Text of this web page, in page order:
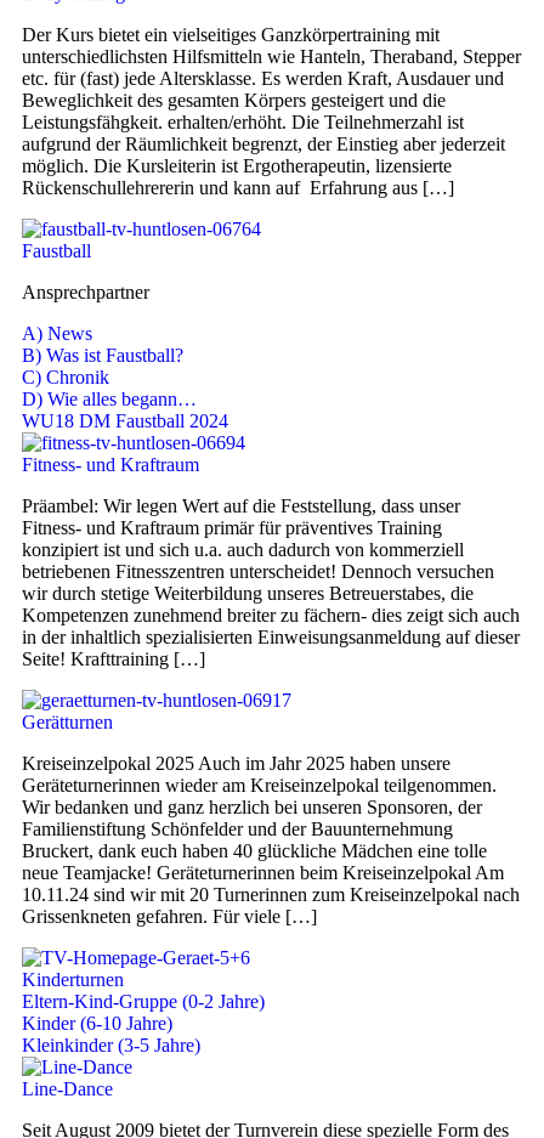
Der Kurs bietet ein vielseitiges Ganzkörpertraining mit
unterschiedlichsten Hilfsmitteln wie Hanteln, Theraband, Stepper
etc. für (fast) jede Altersklasse. Es werden Kraft, Ausdauer und
Beweglichkeit des gesamten Körpers gesteigert und die
Leistungsfähgkeit. erhalten/erhöht. Die Teilnehmerzahl ist
aufgrund der Räumlichkeit begrenzt, der Einstieg aber jederzeit
möglich. Die Kursleiterin ist Ergotherapeutin, lizensierte
Rückenschullehrererin und kann auf Erfahrung aus […]
Faustball
Ansprechpartner
A) News
B) Was ist Faustball?
C) Chronik
D) Wie alles begann…
WU18 DM Faustball 2024
Fitness- und Kraftraum
Präambel: Wir legen Wert auf die Feststellung, dass unser
Fitness- und Kraftraum primär für präventives Training
konzipiert ist und sich u.a. auch dadurch von kommerziell
betriebenen Fitnesszentren unterscheidet! Dennoch versuchen
wir durch stetige Weiterbildung unseres Betreuerstabes, die
Kompetenzen zunehmend breiter zu fächern- dies zeigt sich auch
in der inhaltlich spezialisierten Einweisungsanmeldung auf dieser
Seite! Krafttraining […]
Gerätturnen
Kreiseinzelpokal 2025 Auch im Jahr 2025 haben unsere
Geräteturnerinnen wieder am Kreiseinzelpokal teilgenommen.
Wir bedanken und ganz herzlich bei unseren Sponsoren, der
Familienstiftung Schönfelder und der Bauunternehmung
Bruckert, dank euch haben 40 glückliche Mädchen eine tolle
neue Teamjacke! Geräteturnerinnen beim Kreiseinzelpokal Am
10.11.24 sind wir mit 20 Turnerinnen zum Kreiseinzelpokal nach
Grissenkneten gefahren. Für viele […]
Kinderturnen
Eltern-Kind-Gruppe (0-2 Jahre)
Kinder (6-10 Jahre)
Kleinkinder (3-5 Jahre)
Line-Dance
Seit August 2009 bietet der Turnverein diese spezielle Form des